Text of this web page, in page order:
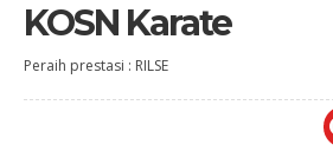
KOSN Karate
Peraih prestasi : RILSE